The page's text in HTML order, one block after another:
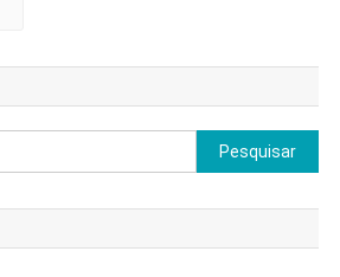
Pesquisar
por: